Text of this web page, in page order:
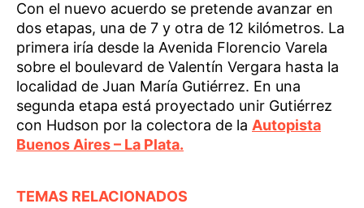
Con el nuevo acuerdo se pretende avanzar en
dos etapas, una de 7 y otra de 12 kilómetros. La
primera iría desde la Avenida Florencio Varela
sobre el boulevard de Valentín Vergara hasta la
localidad de Juan María Gutiérrez. En una
segunda etapa está proyectado unir Gutiérrez
con Hudson por la colectora de la Autopista
Buenos Aires – La Plata.
TEMAS RELACIONADOS